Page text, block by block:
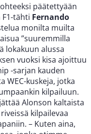
päätettyään
tähti Fernando
monilta muilta
”suuremmilla
lokakuun alussa
vuoksi kisa ajoittuu
-sarjan kauden
WEC-kuskeja, jotka
kilpailuun.
Alonson kaltaista
kilpailevaa
– Kuten aina,